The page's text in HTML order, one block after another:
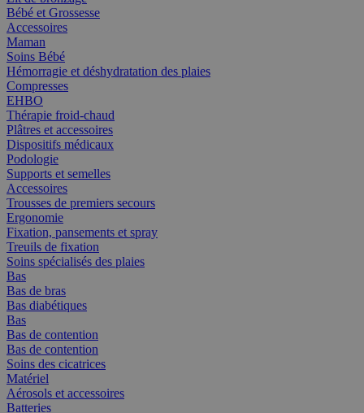
Bébé et Grossesse
Accessoires
Maman
Soins Bébé
Hémorragie et déshydratation des plaies
Compresses
EHBO
Thérapie froid-chaud
Plâtres et accessoires
Dispositifs médicaux
Podologie
Supports et semelles
Accessoires
Trousses de premiers secours
Ergonomie
Fixation, pansements et spray
Treuils de fixation
Soins spécialisés des plaies
Bas
Bas de bras
Bas diabétiques
Bas
Bas de contention
Bas de contention
Soins des cicatrices
Matériel
Aérosols et accessoires
Batteries